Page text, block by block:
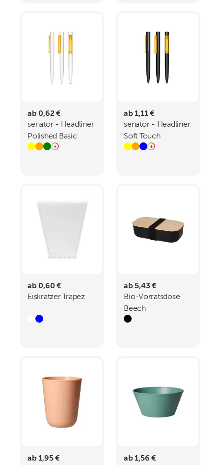
ab 0,62 €
senator - Headliner
Polished Basic
Drehkugelschreiber
ab 1,11 €
senator - Headliner
Soft Touch
Drehkugelschreiber
ab 0,60 €
Eiskratzer Trapez
ab 5,43 €
Bio-Vorratsdose
Beech
ab 1,95 €
ab 1,56 €